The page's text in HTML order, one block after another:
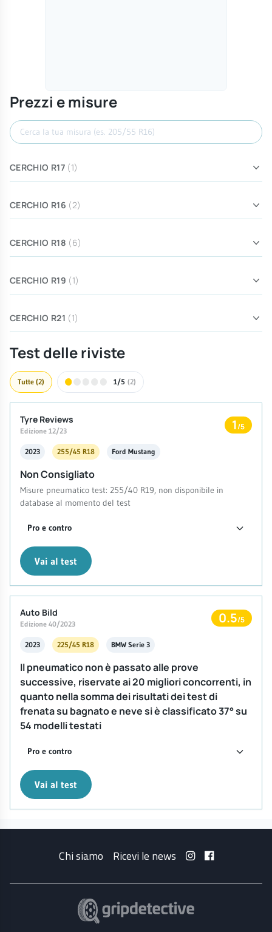
Prezzi e misure
Cerca misura
CERCHIO R17 (1)
CERCHIO R16 (2)
CERCHIO R18 (6)
CERCHIO R19 (1)
CERCHIO R21 (1)
Test delle riviste
Tutte (2) 1/5 (2)
Tyre Reviews
Edizione 12/23 1/5
2023 255/45 R18 Ford Mustang
Non Consigliato
Misure pneumatico test: 255/40 R19, non disponibile in
database al momento del test
Pro e contro
Vai al test
Auto Bild
Edizione 40/2023 0.5/5
2023 225/45 R18 BMW Serie 3
Il pneumatico non è passato alle prove
successive, riservate ai 20 migliori concorrenti, in
quanto nella somma dei risultati dei test di
frenata su bagnato e neve si è classificato 37° su
54 modelli testati
Pro e contro
Vai al test
Chi siamo Ricevi le news